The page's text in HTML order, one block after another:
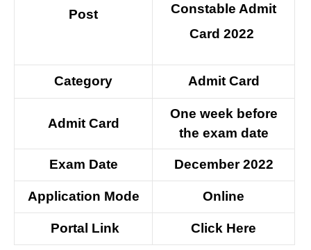
Post
Constable Admit
Card 2022
Category Admit Card
Admit Card
One week before
the exam date
Exam Date December 2022
Application Mode Online
Portal Link Click Here